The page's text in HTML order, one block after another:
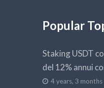
Popular
Staking USDT
del 12% annui
4 years, 3 months